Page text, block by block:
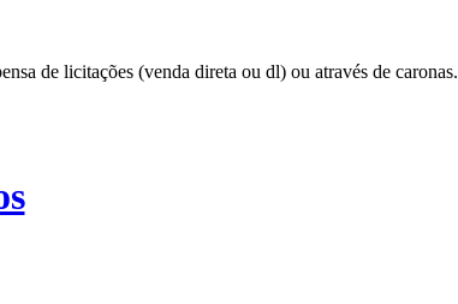
de licitações (venda direta ou dl) ou através de caronas.